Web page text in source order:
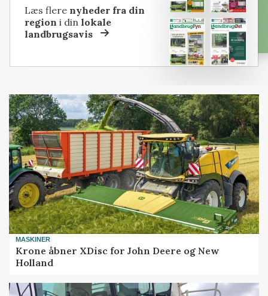
Læs flere nyheder fra din
region i dinlokale
landbrugsavis
MASKINER
Krone åbner XDisc for John Deere og New
Holland